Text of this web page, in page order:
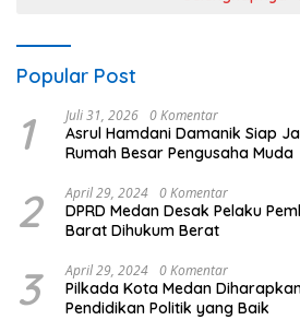
Popular Post
1 Juli 31, 2026 0 Komentar
Asrul Hamdani Damanik Siap
Rumah Besar Pengusaha Muda
2 April 29, 2024 0 Komentar
DPRD Medan Desak Pelaku
Barat Dihukum Berat
3 April 29, 2024 0 Komentar
Pilkada Kota Medan
Pendidikan Politik yang Baik